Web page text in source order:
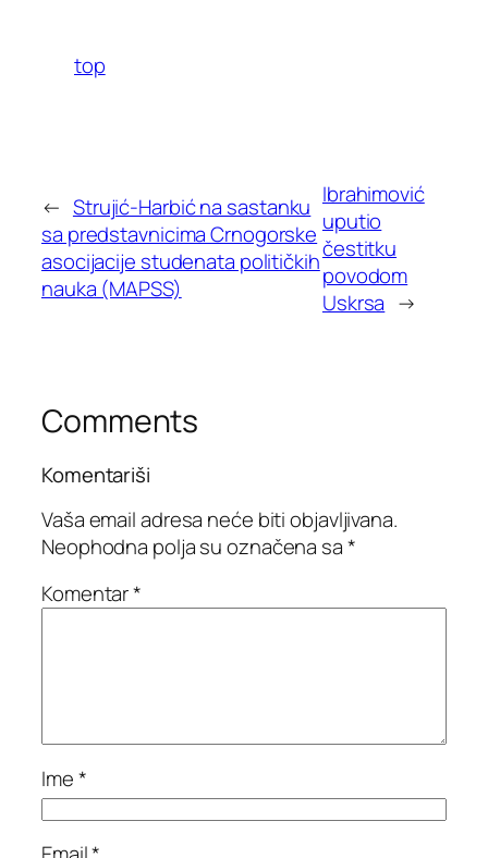
top
← Strujić-Harbić na sastanku
sa predstavnicima Crnogorske
asocijacije studenata političkih
nauka (MAPSS)
Ibrahimović
uputio
čestitku
povodom
Uskrsa →
Comments
Komentariši
Vaša email adresa neće biti objavljivana.
Neophodna polja su označena sa*
Komentar*
Ime*